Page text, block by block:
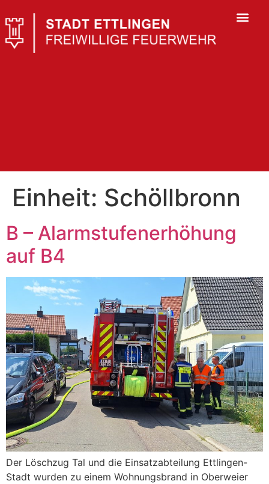
Einheit: Schöllbronn
B – Alarmstufenerhöhung
auf B4
Der Löschzug Tal und die Einsatzabteilung Ettlingen-
Stadt wurden zu einem Wohnungsbrand in Oberweier